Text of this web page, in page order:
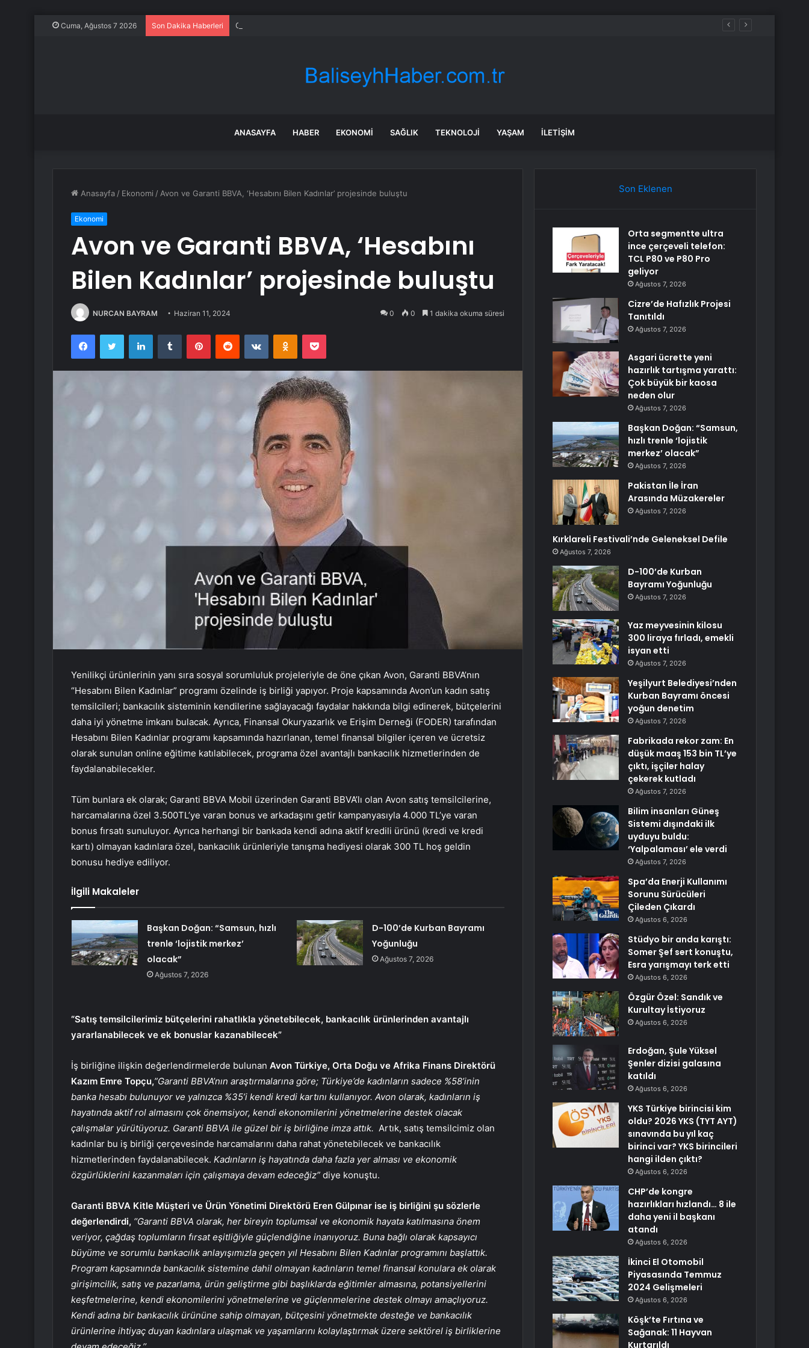
Cuma, Ağustos 7 2026 Son Dakika Haberleri Cizre’de Hafızlık Projesi Tanıtıldı
ANASAYFA HABER EKONOMI SAĞLIK TEKNOLOJI YAŞAM İLETIŞIM
Anasayfa / Ekonomi / Avon ve Garanti BBVA, ‘Hesabını Bilen Kadınlar’ projesinde buluştu
Ekonomi
Avon ve Garanti BBVA, ‘Hesabını
Bilen Kadınlar’ projesinde buluştu
NURCAN BAYRAM Haziran 11, 2024 0 0 1 dakika okuma süresi
FacebookTwitter LinkedInTumblr PinterestReddit VKontakteOdnoklassniki
Pocket
Yenilikçi ürünlerinin yanı sıra sosyal sorumluluk projeleriyle de öne çıkan Avon, Garanti BBVA’nın
“Hesabını Bilen Kadınlar” programı özelinde iş birliği yapıyor. Proje kapsamında Avon’un kadın satış
temsilcileri; bankacılık sisteminin kendilerine sağlayacağı faydalar hakkında bilgi edinerek, bütçelerini
daha iyi yönetme imkanı bulacak. Ayrıca, Finansal Okuryazarlık ve Erişim Derneği (FODER) tarafından
Hesabını Bilen Kadınlar programı kapsamında hazırlanan, temel finansal bilgiler içeren ve ücretsiz
olarak sunulan online eğitime katılabilecek, programa özel avantajlı bankacılık hizmetlerinden de
faydalanabilecekler.
Tüm bunlara ek olarak; Garanti BBVA Mobil üzerinden Garanti BBVA’lı olan Avon satış temsilcilerine,
harcamalarına özel 3.500TL’ye varan bonus ve arkadaşını getir kampanyasıyla 4.000 TL’ye varan
bonus fırsatı sunuluyor. Ayrıca herhangi bir bankada kendi adına aktif kredili ürünü (kredi ve kredi
kartı) olmayan kadınlara özel, bankacılık ürünleriyle tanışma hediyesi olarak 300 TL hoş geldin
bonusu hediye ediliyor.
İlgili Makaleler
Başkan Doğan: “Samsun, hızlı
trenle ‘lojistik merkez’
olacak”
Ağustos 7, 2026
D-100’de Kurban Bayramı
Yoğunluğu
Ağustos 7, 2026
“Satış temsilcilerimiz bütçelerini rahatlıkla yönetebilecek, bankacılık ürünlerinden avantajlı
yararlanabilecek ve ek bonuslar kazanabilecek”
İş birliğine ilişkin değerlendirmelerde bulunan Avon Türkiye, Orta Doğu ve Afrika Finans Direktörü
Kazım Emre Topçu,”Garanti BBVA’nın araştırmalarına göre; Türkiye’de kadınların sadece %58’inin
banka hesabı bulunuyor ve yalnızca %35’i kendi kredi kartını kullanıyor. Avon olarak, kadınların iş
hayatında aktif rol almasını çok önemsiyor, kendi ekonomilerini yönetmelerine destek olacak
çalışmalar yürütüyoruz. Garanti BBVA ile güzel bir iş birliğine imza attık. Artık, satış temsilcimiz olan
kadınlar bu iş birliği çerçevesinde harcamalarını daha rahat yönetebilecek ve bankacılık
hizmetlerinden faydalanabilecek. Kadınların iş hayatında daha fazla yer alması ve ekonomik
özgürlüklerini kazanmaları için çalışmaya devam edeceğiz” diye konuştu.
Garanti BBVA Kitle Müşteri ve Ürün Yönetimi Direktörü Eren Gülpınar ise iş birliğini şu sözlerle
değerlendirdi, ‘’Garanti BBVA olarak, her bireyin toplumsal ve ekonomik hayata katılmasına önem
veriyor, çağdaş toplumların fırsat eşitliğiyle güçlendiğine inanıyoruz. Buna bağlı olarak kapsayıcı
büyüme ve sorumlu bankacılık anlayışımızla geçen yıl Hesabını Bilen Kadınlar programını başlattık.
Program kapsamında bankacılık sistemine dahil olmayan kadınların temel finansal konulara ek olarak
girişimcilik, satış ve pazarlama, ürün geliştirme gibi başlıklarda eğitimler almasına, potansiyellerini
keşfetmelerine, kendi ekonomilerini yönetmelerine ve güçlenmelerine destek olmayı amaçlıyoruz.
Kendi adına bir bankacılık ürününe sahip olmayan, bütçesini yönetmekte desteğe ve bankacılık
ürünlerine ihtiyaç duyan kadınlara ulaşmak ve yaşamlarını kolaylaştırmak üzere sektörel iş birliklerine
Son Eklenen
Orta segmentte ultra
ince çerçeveli telefon:
TCL P80 ve P80 Pro
geliyor
Ağustos 7, 2026
Cizre’de Hafızlık Projesi
Tanıtıldı
Ağustos 7, 2026
Asgari ücrette yeni
hazırlık tartışma yarattı:
Çok büyük bir kaosa
neden olur
Ağustos 7, 2026
Başkan Doğan: “Samsun,
hızlı trenle ‘lojistik
merkez’ olacak”
Ağustos 7, 2026
Pakistan İle İran
Arasında Müzakereler
Ağustos 7, 2026
Kırklareli Festivali’nde Geleneksel Defile
Ağustos 7, 2026
D-100’de Kurban
Bayramı Yoğunluğu
Ağustos 7, 2026
Yaz meyvesinin kilosu
300 liraya fırladı, emekli
isyan etti
Ağustos 7, 2026
Yeşilyurt Belediyesi’nden
Kurban Bayramı öncesi
yoğun denetim
Ağustos 7, 2026
Fabrikada rekor zam: En
düşük maaş 153 bin TL’ye
çıktı, işçiler halay
çekerek kutladı
Ağustos 7, 2026
Bilim insanları Güneş
Sistemi dışındaki ilk
uyduyu buldu:
‘Yalpalaması’ ele verdi
Ağustos 7, 2026
Spa’da Enerji Kullanımı
Sorunu Sürücüleri
Çileden Çıkardı
Ağustos 6, 2026
Stüdyo bir anda karıştı:
Somer Şef sert konuştu,
Esra yarışmayı terk etti
Ağustos 6, 2026
Özgür Özel: Sandık ve
Kurultay İstiyoruz
Ağustos 6, 2026
Erdoğan, Şule Yüksel
Şenler dizisi galasına
katıldı
Ağustos 6, 2026
YKS Türkiye birincisi kim
oldu? 2026 YKS (TYT AYT)
sınavında bu yıl kaç
birinci var? YKS birincileri
hangi ilden çıktı?
Ağustos 6, 2026
CHP’de kongre
hazırlıkları hızlandı… 8 ile
daha yeni il başkanı
atandı
Ağustos 6, 2026
İkinci El Otomobil
Piyasasında Temmuz
2024 Gelişmeleri
Ağustos 6, 2026
Köşk’te Fırtına ve
Sağanak: 11 Hayvan
Kurtarıldı